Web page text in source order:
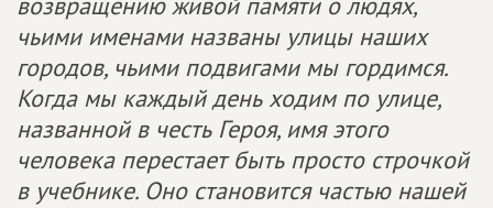
чьими именами названы улицы наших
городов, чьими подвигами мы гордимся.
Когда мы каждый день ходим по улице,
названной в честь Героя, имя этого
человека перестает быть просто строчкой
в учебнике. Оно становится частью нашей